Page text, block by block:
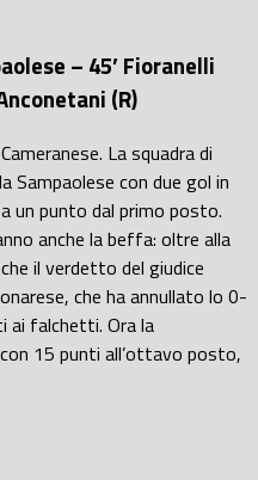
– 45’ Fioranelli
(R)
La squadra di
con due gol in
un punto dal primo posto.
anche la beffa: oltre alla
il verdetto del giudice
che ha annullato lo 0-
ai falchetti. Ora la
15 punti all’ottavo posto,